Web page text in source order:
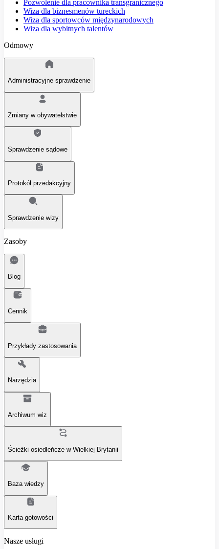
Pozwolenie dla pracownika transgranicznego
Wiza dla biznesmenów tureckich
Wiza dla sportowców międzynarodowych
Wiza dla wybitnych talentów
Odmowy
Administracyjne sprawdzenie
Zmiany w obywatelstwie
Sprawdzenie sądowe
Protokół przedakcyjny
Sprawdzenie wizy
Zasoby
Blog
Cennik
Przykłady zastosowania
Narzędzia
Archiwum wiz
Ścieżki osiedleńcze w Wielkiej Brytanii
Baza wiedzy
Karta gotowości
Nasze usługi